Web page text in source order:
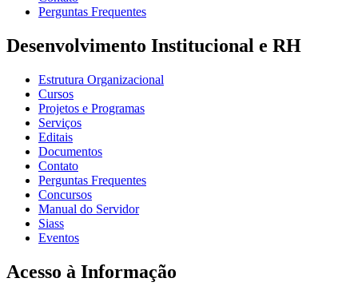
Perguntas Frequentes
Desenvolvimento Institucional e RH
Estrutura Organizacional
Cursos
Projetos e Programas
Serviços
Editais
Documentos
Contato
Perguntas Frequentes
Concursos
Manual do Servidor
Siass
Eventos
Acesso à Informação